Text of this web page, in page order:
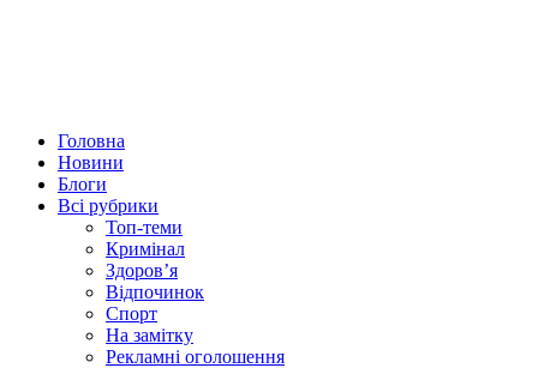
Головна
Новини
Блоги
Всі рубрики
Топ-теми
Кримінал
Здоров’я
Відпочинок
Спорт
На замітку
Рекламні оголошення